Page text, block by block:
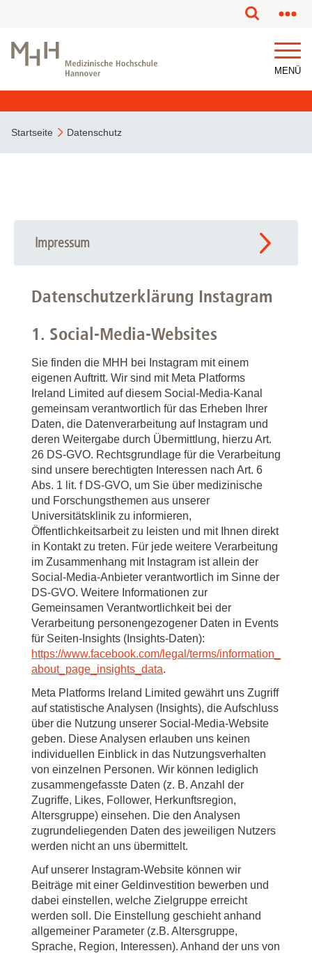
MENÜ
Startseite Datenschutz
Impressum
Datenschutzerklärung Instagram
1. Social-Media-Websites
Sie finden die MHH bei Instagram mit einem
eigenen Auftritt. Wir sind mit Meta Platforms
Ireland Limited auf diesem Social-Media-Kanal
gemeinsam verantwortlich für das Erheben Ihrer
Daten, die Datenverarbeitung auf Instagram und
deren Weitergabe durch Übermittlung, hierzu Art.
26 DS-GVO. Rechtsgrundlage für die Verarbeitung
sind unsere berechtigten Interessen nach Art. 6
Abs. 1 lit. f DS-GVO, um Sie über medizinische
und Forschungsthemen aus unserer
Universitätsklinik zu informieren,
Öffentlichkeitsarbeit zu leisten und mit Ihnen direkt
in Kontakt zu treten. Für jede weitere Verarbeitung
im Zusammenhang mit Instagram ist allein der
Social-Media-Anbieter verantwortlich im Sinne der
DS-GVO. Weitere Informationen zur
Gemeinsamen Verantwortlichkeit bei der
Verarbeitung personengezogener Daten in Events
für Seiten-Insights (Insights-Daten):
https://www.facebook.com/legal/terms/information_
about_page_insights_data.
Meta Platforms Ireland Limited gewährt uns Zugriff
auf statistische Analysen (Insights), die Aufschluss
über die Nutzung unserer Social-Media-Website
geben. Diese Analysen erlauben uns keinen
individuellen Einblick in das Nutzungsverhalten
von einzelnen Personen. Wir können lediglich
zusammengefasste Daten (z. B. Anzahl der
Zugriffe, Likes, Follower, Herkunftsregion,
Altersgruppe) einsehen. Die den Analysen
zugrundeliegenden Daten des jeweiligen Nutzers
werden nicht an uns übermittelt.
Auf unserer Instagram-Website können wir
Beiträge mit einer Geldinvestition bewerben und
dabei einstellen, welche Zielgruppe erreicht
werden soll. Die Einstellung geschieht anhand
allgemeiner Parameter (z.B. Altersgruppe,
Sprache, Region, Interessen). Anhand der uns von